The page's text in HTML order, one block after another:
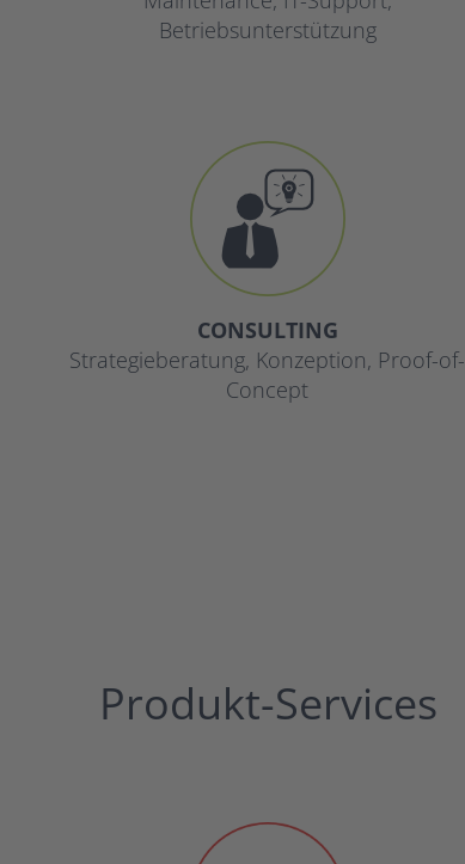
Betriebsunterstützung
CONSULTING
Strategieberatung, Konzeption, Proof-of-
Concept
Produkt-Services